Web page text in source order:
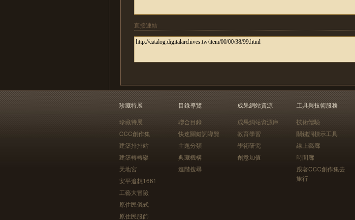
直接連結
珍藏特展
珍藏特展
CCC創作集
建築排排站
建築轉轉樂
天地宮
安平追想1661
工藝大冒險
原住民儀式
原住民服飾
目錄導覽
聯合目錄
快速關鍵詞導覽
主題分類
典藏機構
進階搜尋
成果網站資源
成果網站資源庫
教育學習
學術研究
創意加值
工具與技術服務
技術體驗
關鍵詞標示工具
線上藝廊
時間廊
跟著CCC創作集去
旅行